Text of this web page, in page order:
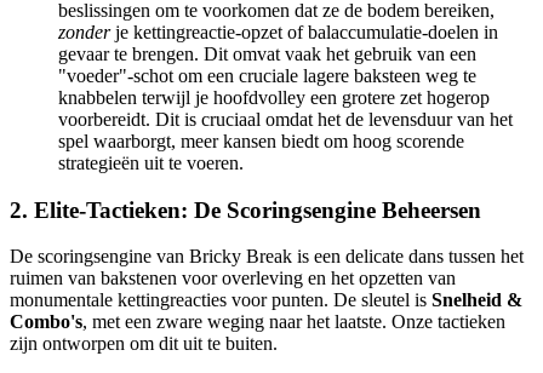
beslissingen om te voorkomen dat ze de bodem bereiken,
zonderje kettingreactie-opzet of balaccumulatie-doelen in
gevaar te brengen. Dit omvat vaak het gebruik van een
"voeder"-schot om een cruciale lagere baksteen weg te
knabbelen terwijl je hoofdvolley een grotere zet hogerop
voorbereidt. Dit is cruciaal omdat het de levensduur van het
spel waarborgt, meer kansen biedt om hoog scorende
strategieën uit te voeren.
2. Elite-Tactieken: De Scoringsengine Beheersen
De scoringsengine van Bricky Break is een delicate dans tussen het
ruimen van bakstenen voor overleving en het opzetten van
monumentale kettingreacties voor punten. De sleutel is Snelheid &
Combo's, met een zware weging naar het laatste. Onze tactieken
zijn ontworpen om dit uit te buiten.